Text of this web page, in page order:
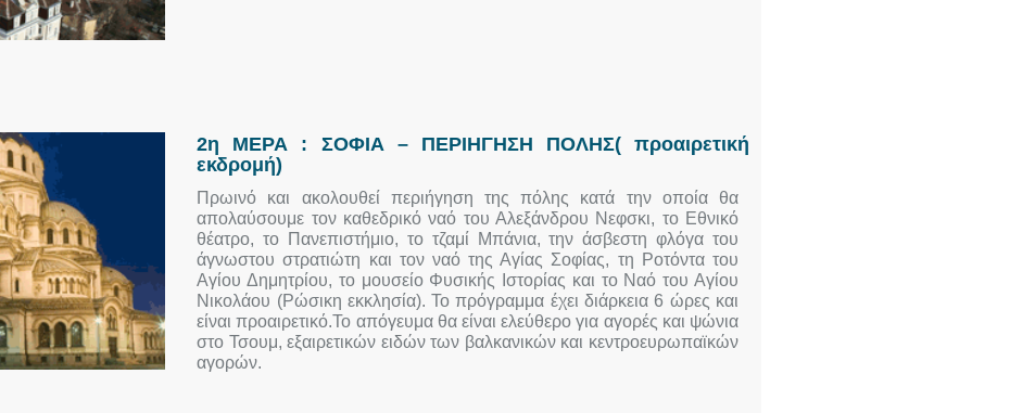
2η ΜΕΡΑ : ΣΟΦΙΑ – ΠΕΡΙΗΓΗΣΗ ΠΟΛΗΣ( προαιρετική
εκδρομή)
Πρωινό και ακολουθεί περιήγηση της πόλης κατά την οποία θα
απολαύσουμε τον καθεδρικό ναό του Αλεξάνδρου Νεφσκι, το Εθνικό
θέατρο, το Πανεπιστήμιο, το τζαμί Μπάνια, την άσβεστη φλόγα του
άγνωστου στρατιώτη και τον ναό της Αγίας Σοφίας, τη Ροτόντα του
Αγίου Δημητρίου, το μουσείο Φυσικής Ιστορίας και το Ναό του Αγίου
Νικολάου (Ρώσικη εκκλησία). Το πρόγραμμα έχει διάρκεια 6 ώρες και
είναι προαιρετικό.Το απόγευμα θα είναι ελεύθερο για αγορές και ψώνια
στο Τσουμ, εξαιρετικών ειδών των βαλκανικών και κεντροευρωπαϊκών
αγορών.